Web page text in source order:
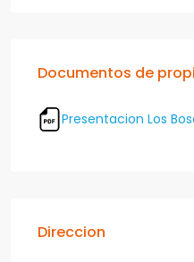
Documentos de
Presentacion Los
Direccion